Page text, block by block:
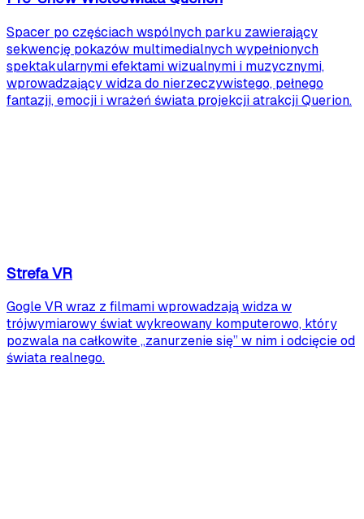
Spacer po częściach wspólnych parku zawierający
sekwencję pokazów multimedialnych wypełnionych
spektakularnymi efektami wizualnymi i muzycznymi,
wprowadzający widza do nierzeczywistego, pełnego
fantazji, emocji i wrażeń świata projekcji atrakcji Querion.
Strefa VR
Gogle VR wraz z filmami wprowadzają widza w
trójwymiarowy świat wykreowany komputerowo, który
pozwala na całkowite „zanurzenie się” w nim i odcięcie od
świata realnego.